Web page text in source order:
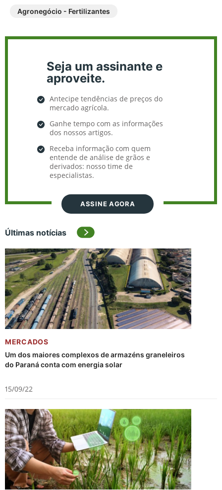
Agronegócio - Fertilizantes
Seja um assinante e
aproveite.
Antecipe tendências de preços do
mercado agrícola.
Ganhe tempo com as informações
dos nossos artigos.
Receba informação com quem
entende de análise de grãos e
derivados: nosso time de
especialistas.
ASSINE AGORA
Últimas notícias
MERCADOS
Um dos maiores complexos de armazéns graneleiros
do Paraná conta com energia solar
15/09/22